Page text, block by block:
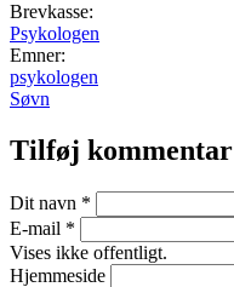
Brevkasse:
Psykologen
Emner:
psykologen
Søvn
Tilføj kommentar
Dit navn *
E-mail *
Vises ikke offentligt.
Hjemmeside